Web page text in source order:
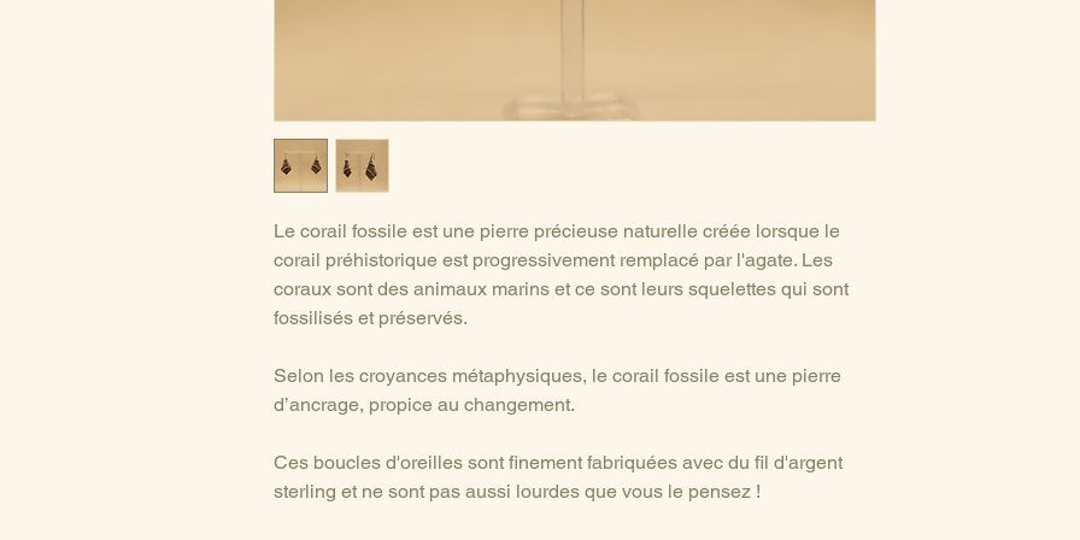
Le corail fossile est une pierre précieuse naturelle créée lorsque le
corail préhistorique est progressivement remplacé par l'agate. Les
coraux sont des animaux marins et ce sont leurs squelettes qui sont
fossilisés et préservés.
Selon les croyances métaphysiques, le corail fossile est une pierre
d’ancrage, propice au changement.
Ces boucles d'oreilles sont finement fabriquées avec du fil d'argent
sterling et ne sont pas aussi lourdes que vous le pensez !